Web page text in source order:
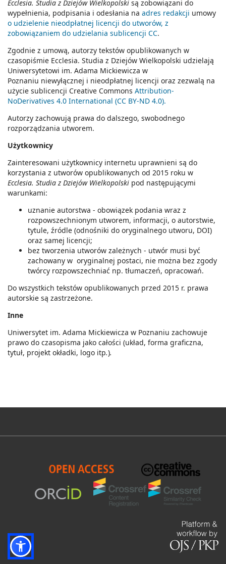
Ecclesia. Studia z Dziejów Wielkopolski są zobowiązani do
wypełnienia, podpisania i odesłania na adres redakcji umowy
o udzielenie nieodpłatnej licencji do utworów, z
zobowiązaniem do udzielania sublicencji CC.
Zgodnie z umową, autorzy tekstów opublikowanych w
czasopiśmie Ecclesia. Studia z Dziejów Wielkopolski udzielają
Uniwersytetowi im. Adama Mickiewicza w
Poznaniu niewyłącznej i nieodpłatnej licencji oraz zezwalą na
użycie sublicencji Creative Commons Attribution-
NoDerivatives 4.0 International (CC BY-ND 4.0).
Autorzy zachowują prawa do dalszego, swobodnego
rozporządzania utworem.
Użytkownicy
Zainteresowani użytkownicy internetu uprawnieni są do
korzystania z utworów opublikowanych od 2015 roku w
Ecclesia. Studia z Dziejów Wielkopolski pod następującymi
warunkami:
uznanie autorstwa - obowiązek podania wraz z
rozpowszechnionym utworem, informacji, o autorstwie,
tytule, źródle (odnośniki do oryginalnego utworu, DOI)
oraz samej licencji;
bez tworzenia utworów zależnych - utwór musi być
zachowany w oryginalnej postaci, nie można bez zgody
twórcy rozpowszechniać np. tłumaczeń, opracowań.
Do wszystkich tekstów opublikowanych przed 2015 r. prawa
autorskie są zastrzeżone.
Inne
Uniwersytet im. Adama Mickiewicza w Poznaniu zachowuje
prawo do czasopisma jako całości (układ, forma graficzna,
tytuł, projekt okładki, logo itp.).